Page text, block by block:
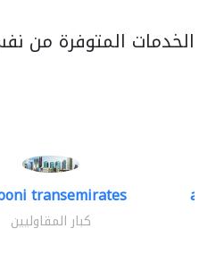
الخدمات المتوفرة من
transemirates
كبار المقاوليين